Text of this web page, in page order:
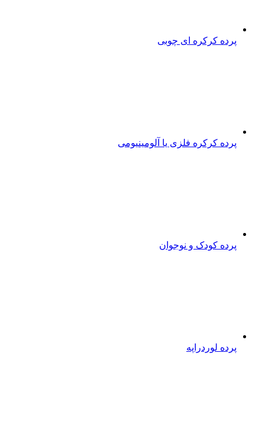
پرده کرکره ای چوبی
پرده کرکره فلزی یا آلومینیومی
پرده کودک و نوجوان
پرده لوردراپه